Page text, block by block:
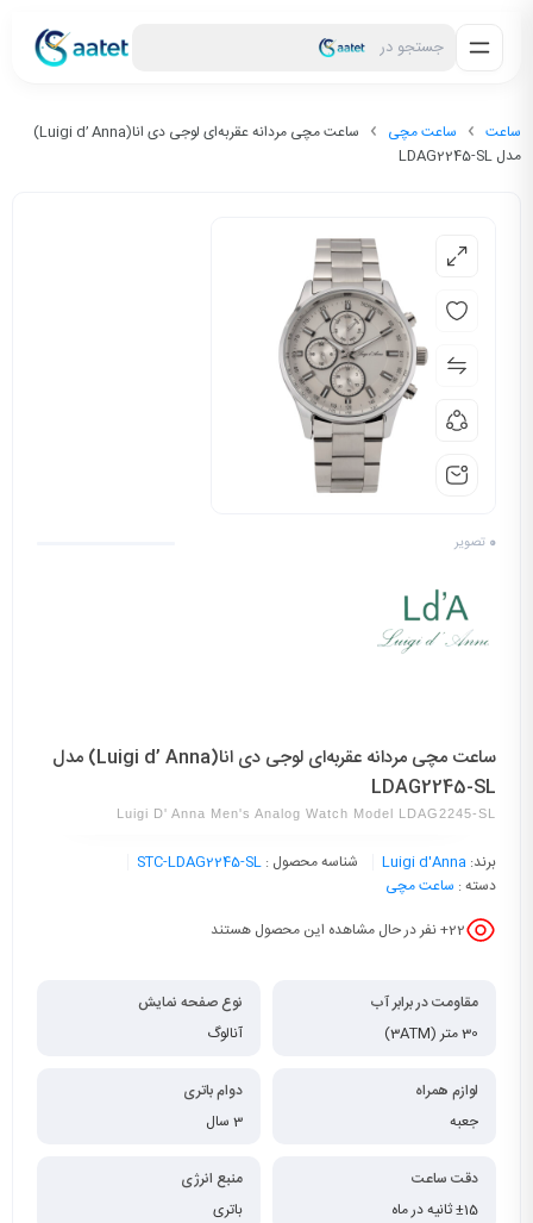
جستجو در
ساعت ساعت مچی
ساعت مچی مردانه عقربه‌ای لوجی دی انا(Luigi d’ Anna)
مدل LDAG2245-SL
0 تصویر
ساعت مچی مردانه عقربه‌ای لوجی دی انا(Luigi d’ Anna) مدل
LDAG2245-SL
Luigi D' Anna Men's Analog Watch Model LDAG2245-SL
برند: Luigi d'Anna شناسه محصول : STC-LDAG2245-SL
دسته : ساعت مچی
22+ نفر در حال مشاهده این محصول هستند
مقاومت در برابر آب
30 متر (3ATM)
نوع صفحه نمایش
آنالوگ
لوازم همراه
جعبه
دوام باتری
3 سال
دقت ساعت
±15 ثانیه در ماه
منبع انرژی
باتری